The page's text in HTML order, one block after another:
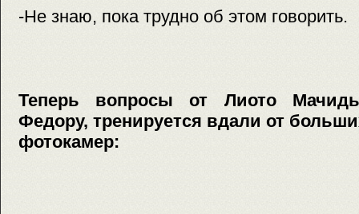
-Не знаю, пока трудно об этом говорить.
Теперь вопросы от Лиото
Федору, тренируется вдали от
фотокамер: